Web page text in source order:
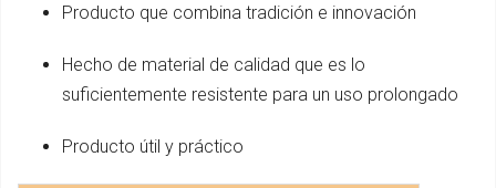
Producto que combina tradición e innovación
Hecho de material de calidad que es lo
suficientemente resistente para un uso prolongado
Producto útil y práctico